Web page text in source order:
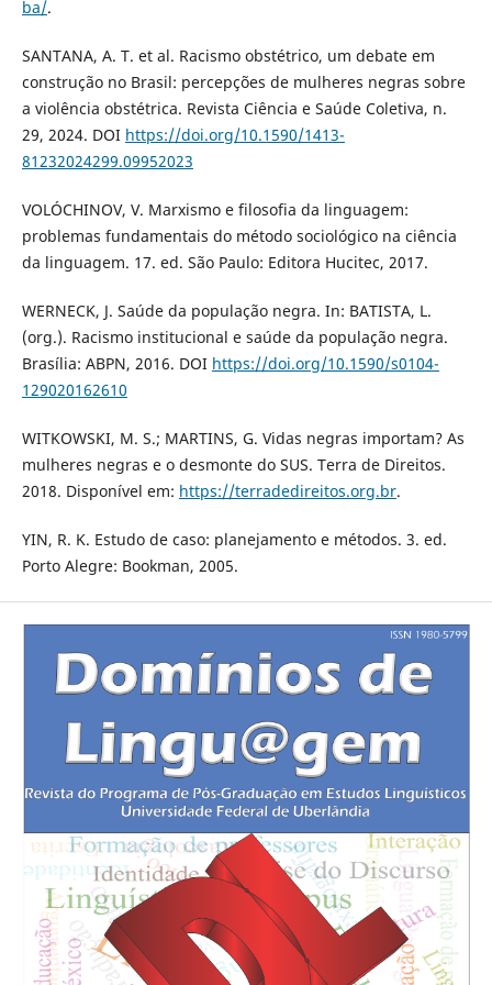
ba/.
SANTANA, A. T. et al. Racismo obstétrico, um debate em
construção no Brasil: percepções de mulheres negras sobre
a violência obstétrica. Revista Ciência e Saúde Coletiva, n.
29, 2024. DOI https://doi.org/10.1590/1413-
81232024299.09952023
VOLÓCHINOV, V. Marxismo e filosofia da linguagem:
problemas fundamentais do método sociológico na ciência
da linguagem. 17. ed. São Paulo: Editora Hucitec, 2017.
WERNECK, J. Saúde da população negra. In: BATISTA, L.
(org.). Racismo institucional e saúde da população negra.
Brasília: ABPN, 2016. DOI https://doi.org/10.1590/s0104-
129020162610
WITKOWSKI, M. S.; MARTINS, G. Vidas negras importam? As
mulheres negras e o desmonte do SUS. Terra de Direitos.
2018. Disponível em: https://terradedireitos.org.br.
YIN, R. K. Estudo de caso: planejamento e métodos. 3. ed.
Porto Alegre: Bookman, 2005.